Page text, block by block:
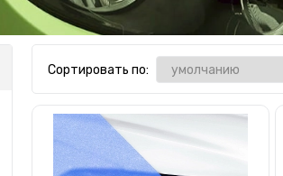
Сортировать по: